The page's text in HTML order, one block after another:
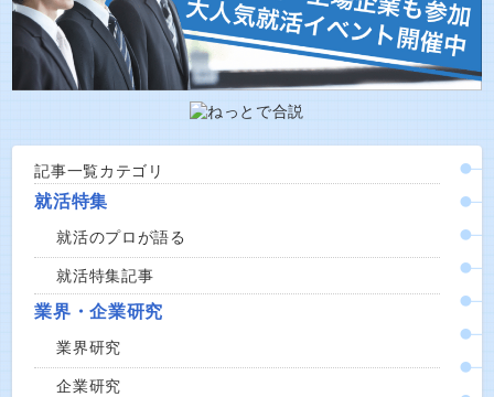
記事一覧カテゴリ
就活特集
就活のプロが語る
就活特集記事
業界・企業研究
業界研究
企業研究